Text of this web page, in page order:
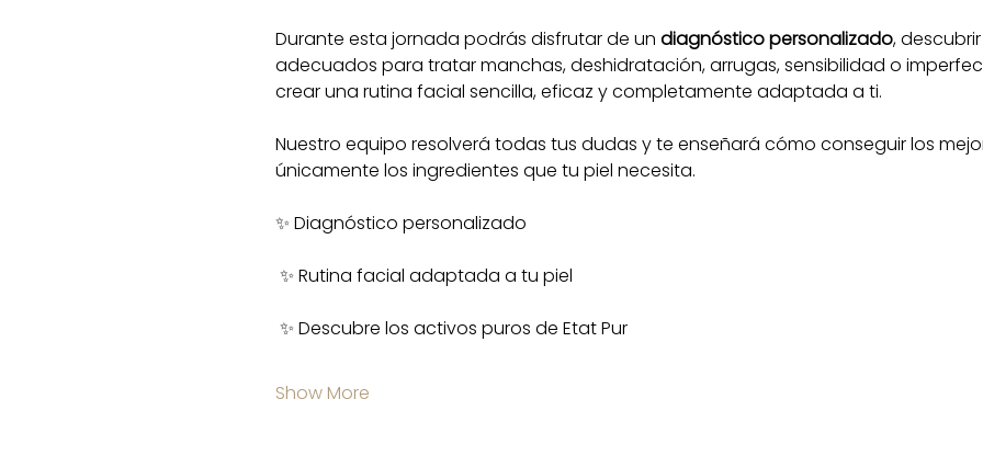
Durante esta jornada podrás disfrutar de un diagnóstico personalizado,
adecuados para tratar manchas, deshidratación, arrugas, sensibilidad o
crear una rutina facial sencilla, eficaz y completamente adaptada a ti.
Nuestro equipo resolverá todas tus dudas y te enseñará cómo conseguir los
únicamente los ingredientes que tu piel necesita.
✨ Diagnóstico personalizado
✨ Rutina facial adaptada a tu piel
✨ Descubre los activos puros de Etat Pur
Show More